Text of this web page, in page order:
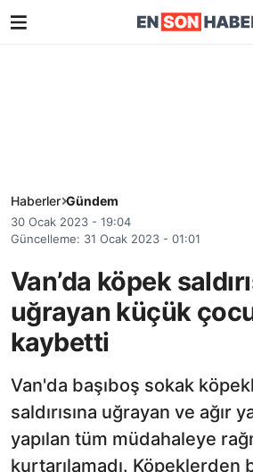
Haberler Gündem
30 Ocak 2023 - 19:04
Güncelleme: 31 Ocak 2023 - 01:01
Van’da köpek
uğrayan küçük
kaybetti
Van'da başıboş sokak
saldırısına uğrayan ve ağır
yapılan tüm müdahaleye
kurtarılamadı. Köpeklerden